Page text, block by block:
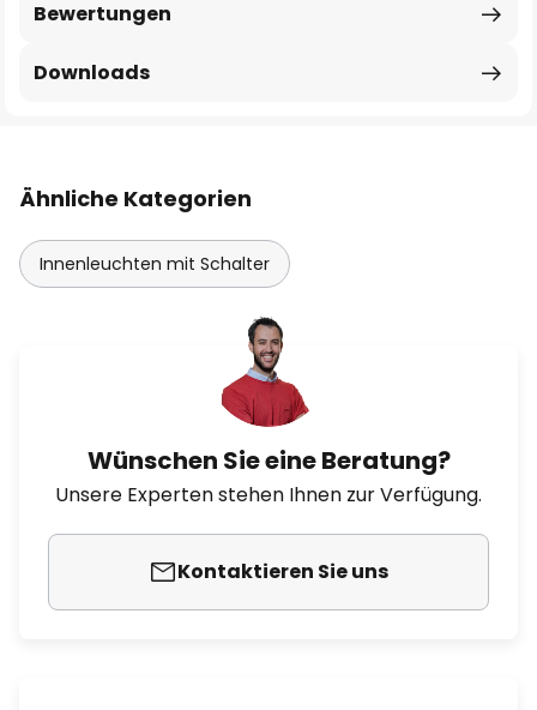
Bewertungen
Downloads
Ähnliche Kategorien
Innenleuchten mit Schalter
Wünschen Sie eine Beratung?
Unsere Experten stehen Ihnen zur Verfügung.
Kontaktieren Sie uns